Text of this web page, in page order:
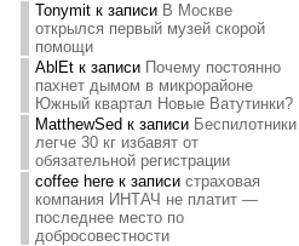
Tonymitк записи В Москве
открылся первый музей скорой
помощи
AblEtк записи Почему постоянно
пахнет дымом в микрорайоне
Южный квартал Новые Ватутинки?
MatthewSed к записи Беспилотники
легче 30 кг избавят от
обязательной регистрации
coffee hereк записи страховая
компания ИНТАЧ не платит —
последнее место по
добросовестности